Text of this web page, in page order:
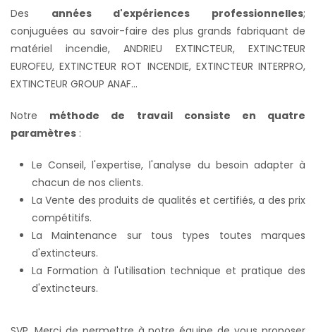
Des années d'expériences professionnelles;
conjuguées au savoir-faire des plus grands fabriquant de
matériel incendie, ANDRIEU EXTINCTEUR, EXTINCTEUR
EUROFEU, EXTINCTEUR ROT INCENDIE, EXTINCTEUR INTERPRO,
EXTINCTEUR GROUP ANAF...
Notre méthode de travail consiste en quatre
paramètres :
Le Conseil, l'expertise, l'analyse du besoin adapter à
chacun de nos clients.
La Vente des produits de qualités et certifiés, a des prix
compétitifs.
La Maintenance sur tous types toutes marques
d'extincteurs.
La Formation à l'utilisation technique et pratique des
d'extincteurs.